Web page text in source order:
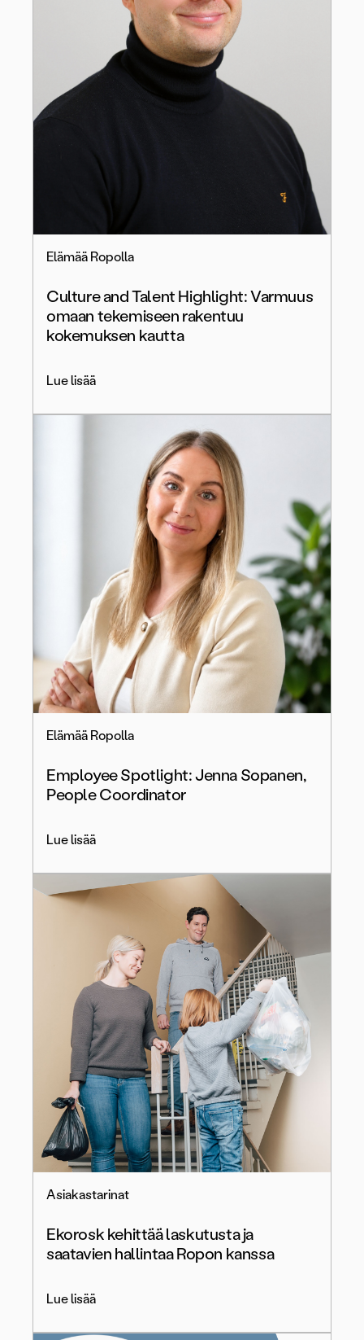
Elämää Ropolla
Culture and Talent Highlight: Varmuus
omaan tekemiseen rakentuu
kokemuksen kautta
Lue lisää
Elämää Ropolla
Employee Spotlight: Jenna Sopanen,
People Coordinator
Lue lisää
Asiakastarinat
Ekorosk kehittää laskutusta ja
saatavien hallintaa Ropon kanssa
Lue lisää